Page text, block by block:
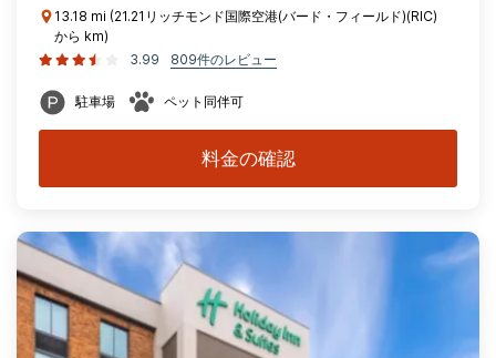
13.18 mi (21.21リッチモンド国際空港(バード・フィールド)(RIC)
から km)
3.99
809件のレビュー
駐車場 ペット同伴可
料金の確認